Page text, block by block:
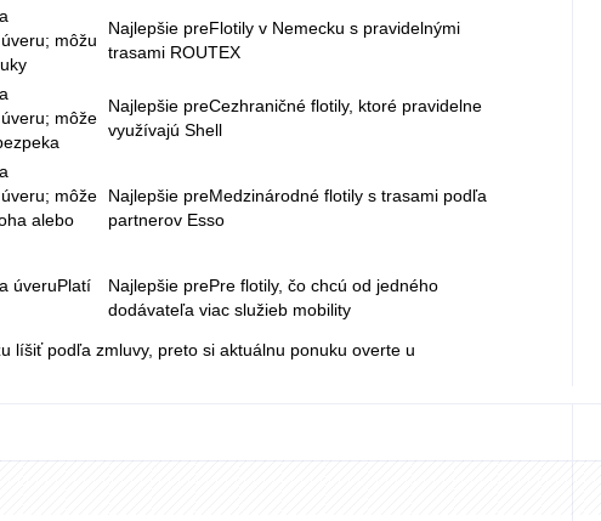
môžu
Najlepšie preFlotily v Nemecku s pravidelnými
trasami ROUTEX
môže
Najlepšie preCezhraničné flotily, ktoré pravidelne
využívajú Shell
môže
alebo
Najlepšie preMedzinárodné flotily s trasami podľa
partnerov Esso
úveruPlatí
Najlepšie prePre flotily, čo chcú od jedného
dodávateľa viac služieb mobility
líšiť podľa zmluvy, preto si aktuálnu ponuku overte u